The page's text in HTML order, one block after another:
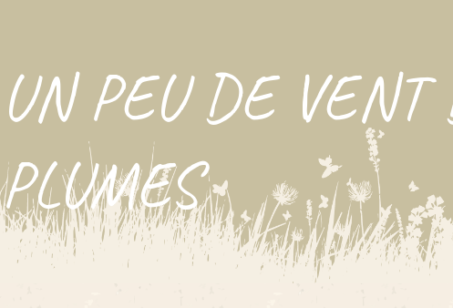
UN PEU DE VENT
PLUMES